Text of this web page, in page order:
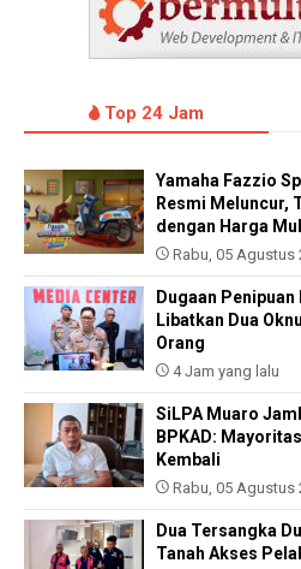
Top 24 Jam
Yamaha Fazzio
Resmi Meluncur,
dengan Harga
Rabu, 05 Agustus
Dugaan
Libatkan Dua
Orang
4 Jam yang lalu
SiLPA Muaro
BPKAD:
Kembali
Rabu, 05 Agustus
Dua Tersangka
Tanah Akses